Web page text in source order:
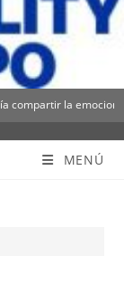
compartir la
MENÚ